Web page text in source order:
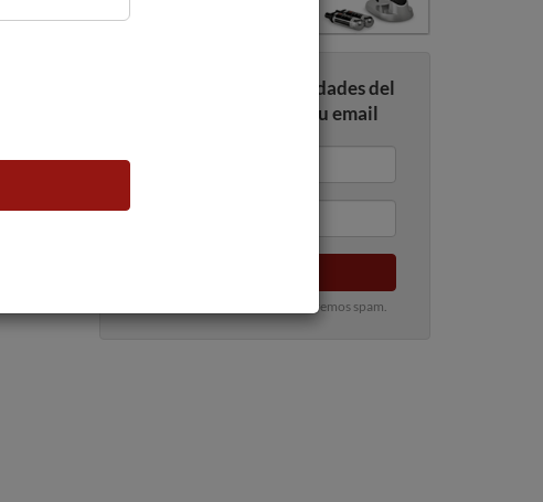
Recibe todas las novedades del
mundo del vino en tu email
100% privado. Nunca te enviaremos spam.